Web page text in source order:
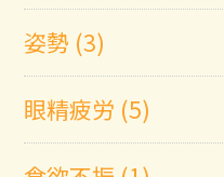
姿勢 (3)
眼精疲労 (5)